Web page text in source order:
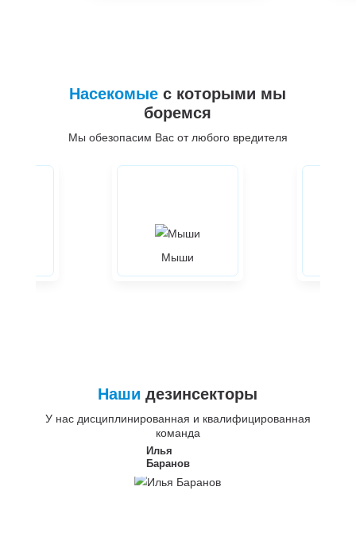
Насекомые с которыми мы
боремся
Мы обезопасим Вас от любого вредителя
Мыши
Наши дезинсекторы
У нас дисциплинированная и квалифицированная
команда
Илья
Баранов